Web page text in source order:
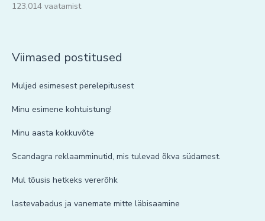
123,014 vaatamist
Viimased postitused
Muljed esimesest perelepitusest
Minu esimene kohtuistung!
Minu aasta kokkuvõte
Scandagra reklaamminutid, mis tulevad õkva südamest.
Mul tõusis hetkeks vererõhk
lastevabadus ja vanemate mitte läbisaamine